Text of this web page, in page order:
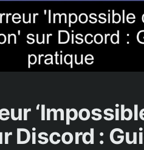
Discord :